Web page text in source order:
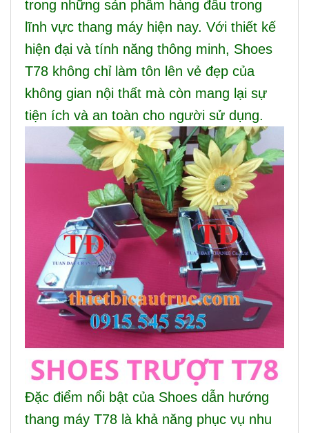
trong những sản phẩm hàng đầu trong
lĩnh vực thang máy hiện nay. Với thiết kế
hiện đại và tính năng thông minh, Shoes
T78 không chỉ làm tôn lên vẻ đẹp của
không gian nội thất mà còn mang lại sự
tiện ích và an toàn cho người sử dụng.
Đặc điểm nổi bật của Shoes dẫn hướng
thang máy T78 là khả năng phục vụ nhu